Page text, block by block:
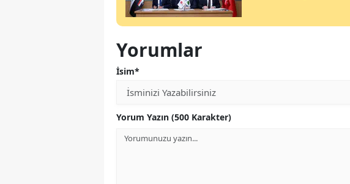
Yorumlar
İsim*
Yorum Yazın (500 Karakter)